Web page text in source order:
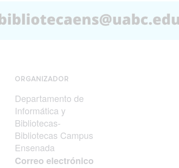
ORGANIZADOR
Departamento de
Informática y
Bibliotecas-
Bibliotecas Campus
Ensenada
Correo electrónico